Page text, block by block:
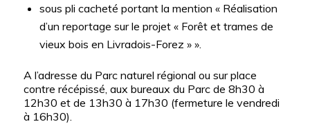
sous pli cacheté portant la mention « Réalisation
d’un reportage sur le projet « Forêt et trames de
vieux bois en Livradois-Forez » ».
A l’adresse du Parc naturel régional ou sur place
contre récépissé, aux bureaux du Parc de 8h30 à
12h30 et de 13h30 à 17h30 (fermeture le vendredi
à 16h30).